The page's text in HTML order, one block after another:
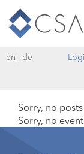
en de
Sorry, no
Sorry, no